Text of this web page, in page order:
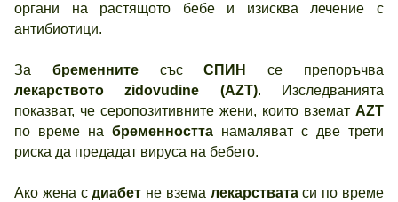
органи на растящото бебе и изисква лечение с
антибиотици.
За бременнитесъсСПИН
се препоръчва
лекарството
zidovudine (AZT). Изследванията
показват, че серопозитивните жени, които вземат AZT
по време на бременността намаляват с две трети
риска да предадат вируса на бебето.
Ако жена сдиабет не взема лекарстватаси по време